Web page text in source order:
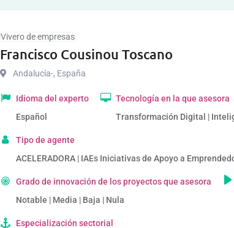
Vivero de empresas
Francisco Cousinou Toscano
Andalucía-, España
Idioma del experto
Español
Tecnología en la que asesora
Transformación Digital |
Tipo de agente
ACELERADORA | IAEs Iniciativas de Apoyo a
Grado de innovación de los proyectos que asesora
Notable | Media | Baja | Nula
Especialización sectorial